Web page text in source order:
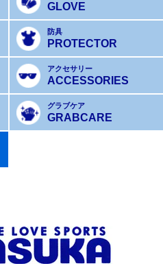
GLOVE
防具
PROTECTOR
アクセサリー
ACCESSORIES
グラブケア
GRABCARE